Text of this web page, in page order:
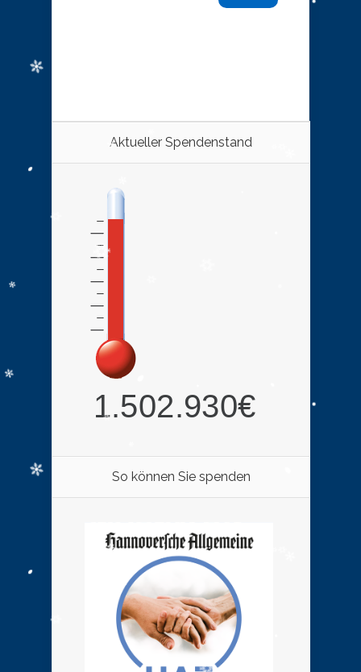
Aktueller Spendenstand
So können Sie spenden